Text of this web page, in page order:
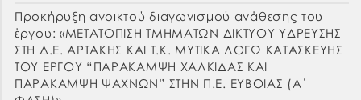
Προκήρυξη ανοικτού διαγωνισμού ανάθεσης του
έργου: «ΜΕΤΑΤΟΠΙΣΗ ΤΜΗΜΑΤΩΝ ΔΙΚΤΥΟΥ ΥΔΡΕΥΣΗΣ
ΣΤΗ Δ.Ε. ΑΡΤΑΚΗΣ ΚΑΙ Τ.Κ. ΜΥΤΙΚΑ ΛΟΓΩ ΚΑΤΑΣΚΕΥΗΣ
ΤΟΥ ΕΡΓΟΥ “ΠΑΡΑΚΑΜΨΗ ΧΑΛΚΙΔΑΣ ΚΑΙ
ΠΑΡΑΚΑΜΨΗ ΨΑΧΝΩΝ” ΣΤΗΝ Π.Ε. ΕΥΒΟΙΑΣ (Α΄